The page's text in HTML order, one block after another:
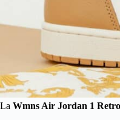
La Wmns Air Jordan 1